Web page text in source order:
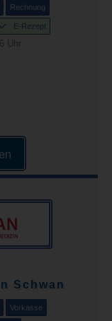
Rechnung
E-Rezept
Uhr
Schwan
Vorkasse